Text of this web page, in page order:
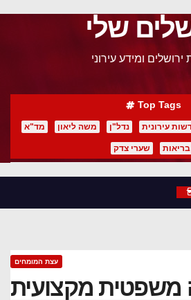
שלי
ומידע עירוני
Top Tags
עירונית נדל"ן משה ליאון מד"א
בריאות שערי צדק
עצת המומחים
משפטית מקצועית